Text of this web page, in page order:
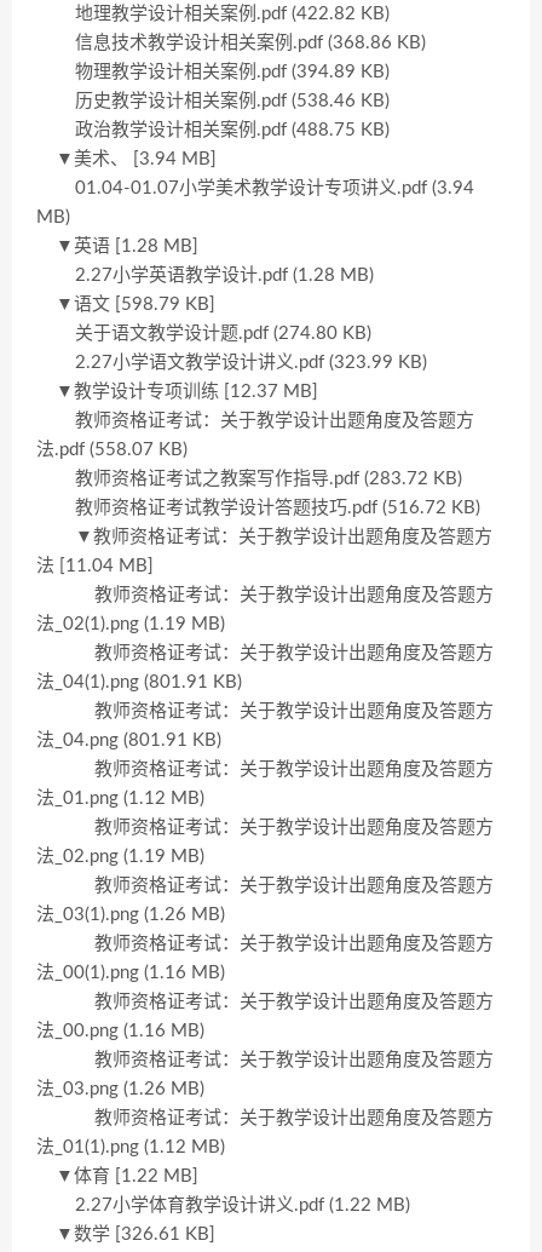
地理教学设计相关案例.pdf (422.82 KB)
信息技术教学设计相关案例.pdf (368.86 KB)
物理教学设计相关案例.pdf (394.89 KB)
历史教学设计相关案例.pdf (538.46 KB)
政治教学设计相关案例.pdf (488.75 KB)
▼美术、 [3.94 MB]
01.04-01.07小学美术教学设计专项讲义.pdf (3.94
MB)
▼英语 [1.28 MB]
2.27小学英语教学设计.pdf (1.28 MB)
▼语文 [598.79 KB]
关于语文教学设计题.pdf (274.80 KB)
2.27小学语文教学设计讲义.pdf (323.99 KB)
▼教学设计专项训练 [12.37 MB]
教师资格证考试：关于教学设计出题角度及答题方
法.pdf (558.07 KB)
教师资格证考试之教案写作指导.pdf (283.72 KB)
教师资格证考试教学设计答题技巧.pdf (516.72 KB)
▼教师资格证考试：关于教学设计出题角度及答题方
法 [11.04 MB]
教师资格证考试：关于教学设计出题角度及答题方
法_02(1).png (1.19 MB)
教师资格证考试：关于教学设计出题角度及答题方
法_04(1).png (801.91 KB)
教师资格证考试：关于教学设计出题角度及答题方
法_04.png (801.91 KB)
教师资格证考试：关于教学设计出题角度及答题方
法_01.png (1.12 MB)
教师资格证考试：关于教学设计出题角度及答题方
法_02.png (1.19 MB)
教师资格证考试：关于教学设计出题角度及答题方
法_03(1).png (1.26 MB)
教师资格证考试：关于教学设计出题角度及答题方
法_00(1).png (1.16 MB)
教师资格证考试：关于教学设计出题角度及答题方
法_00.png (1.16 MB)
教师资格证考试：关于教学设计出题角度及答题方
法_03.png (1.26 MB)
教师资格证考试：关于教学设计出题角度及答题方
法_01(1).png (1.12 MB)
▼体育 [1.22 MB]
2.27小学体育教学设计讲义.pdf (1.22 MB)
▼数学 [326.61 KB]